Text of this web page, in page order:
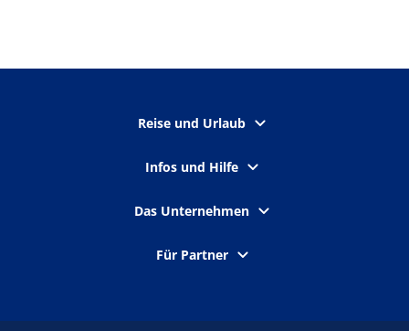
Reise und Urlaub
Infos und Hilfe
Das Unternehmen
Für Partner